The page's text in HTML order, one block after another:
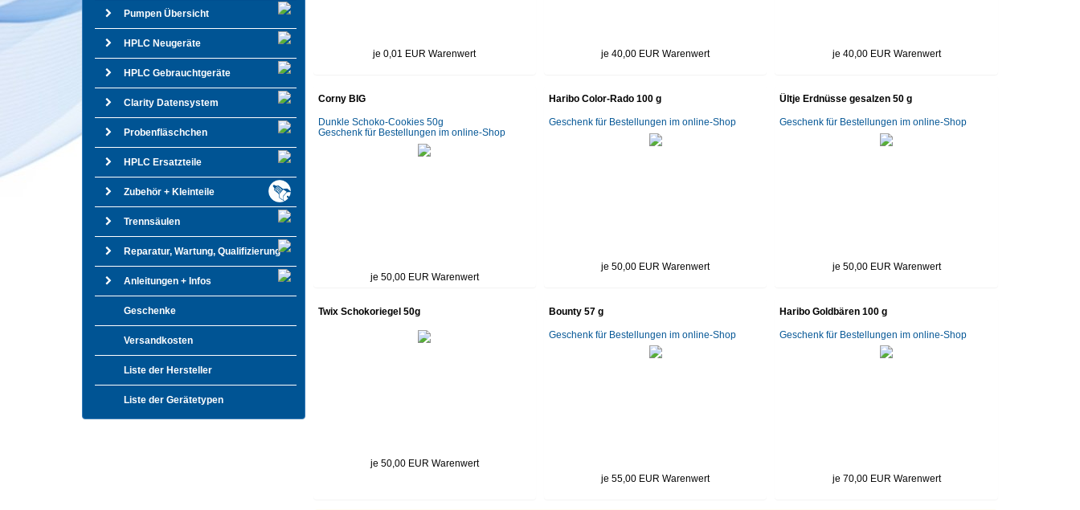
Pumpen Übersicht
HPLC Neugeräte
HPLC Gebrauchtgeräte
Clarity Datensystem
Probenfläschchen
HPLC Ersatzteile
Zubehör + Kleinteile
Trennsäulen
Reparatur, Wartung, Qualifizierung
Anleitungen + Infos
Geschenke
Versandkosten
Liste der Hersteller
Liste der Gerätetypen
je 0,01 EUR Warenwert je 40,00 EUR Warenwert je 40,00 EUR Warenwert
Corny BIG
Dunkle Schoko-Cookies 50g
Geschenk für Bestellungen im online-Shop
je 50,00 EUR Warenwert
Haribo Color-Rado 100 g
Geschenk für Bestellungen im online-Shop
je 50,00 EUR Warenwert
Ültje Erdnüsse gesalzen 50 g
Geschenk für Bestellungen im online-Shop
je 50,00 EUR Warenwert
Twix Schokoriegel 50g
je 50,00 EUR Warenwert
Bounty 57 g
Geschenk für Bestellungen im online-Shop
je 55,00 EUR Warenwert
Haribo Goldbären 100 g
Geschenk für Bestellungen im online-Shop
je 70,00 EUR Warenwert